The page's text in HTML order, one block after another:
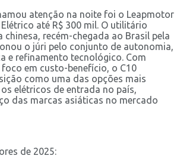
atenção na noite foi o Leapmotor
até R$ 300 mil. O utilitário
recém-chegada ao Brasil pela
o júri pelo conjunto de autonomia,
e refinamento tecnológico. Com
em custo-benefício, o C10
como uma das opções mais
elétricos de entrada no país,
das marcas asiáticas no mercado
de 2025: